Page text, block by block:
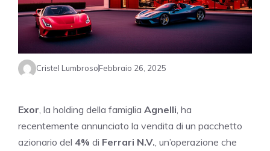
Cristel LumbrosoFebbraio 26, 2025
Exor , la holding della famiglia Agnelli , ha
recentemente annunciato la vendita di un pacchetto
azionario del 4% di Ferrari N.V. , un’operazione che